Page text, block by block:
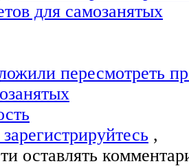
пересмотреть
зарегистрируйтесь ,
оставлять